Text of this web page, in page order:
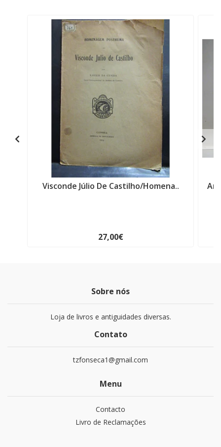
Visconde Júlio De Castilho/Homena..
27,00€
Sobre nós
Loja de livros e antiguidades diversas.
Contato
tzfonseca1@gmail.com
Menu
Contacto
Livro de Reclamações